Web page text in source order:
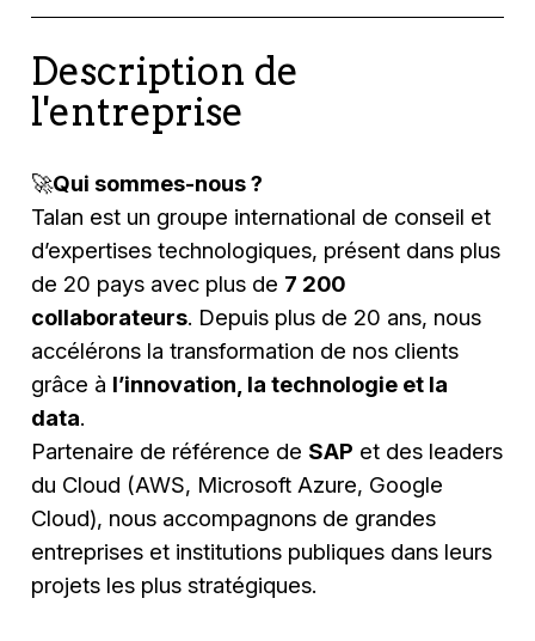
Description de
l'entreprise
🚀Qui sommes-nous ?
Talan est un groupe international de conseil et
d’expertises technologiques, présent dans plus
de 20 pays avec plus de 7 200
collaborateurs. Depuis plus de 20 ans, nous
accélérons la transformation de nos clients
grâce à l’innovation, la technologie et la
data.
Partenaire de référence de SAP et des leaders
du Cloud (AWS, Microsoft Azure, Google
Cloud), nous accompagnons de grandes
entreprises et institutions publiques dans leurs
projets les plus stratégiques.